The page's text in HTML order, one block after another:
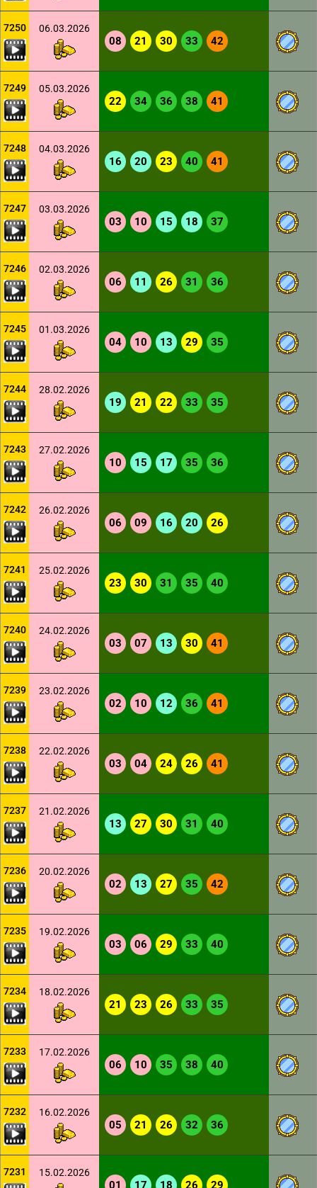
7250 06.03.2026
08 21 30 33 42
7249 05.03.2026
22 34 36 38 41
7248 04.03.2026
16 20 23 40 41
7247 03.03.2026
03 10 15 18 37
7246 02.03.2026
06 11 26 31 36
7245 01.03.2026
04 10 13 29 35
7244 28.02.2026
19 21 22 33 35
7243 27.02.2026
10 15 17 35 36
7242 26.02.2026
06 09 16 20 26
7241 25.02.2026
23 30 31 35 40
7240 24.02.2026
03 07 13 30 41
7239 23.02.2026
02 10 12 36 41
7238 22.02.2026
03 04 24 26 41
7237 21.02.2026
13 27 30 31 40
7236 20.02.2026
02 13 27 35 42
7235 19.02.2026
03 06 29 33 40
7234 18.02.2026
21 23 26 33 35
7233 17.02.2026
06 10 35 38 40
7232 16.02.2026
05 21 26 32 36
7231 15.02.2026
01 17 18 26 29